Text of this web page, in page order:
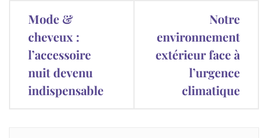
Navigation
l’article
Mode &
cheveux :
l’accessoire
nuit devenu
indispensable
Notre
environnement
extérieur face à
l’urgence
climatique